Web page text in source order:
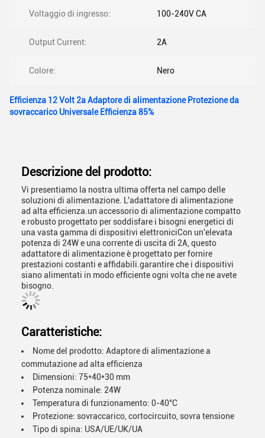
Voltaggio di ingresso: 100-240V CA
Output Current: 2A
Colore: Nero
Efficienza 12 Volt 2a Adaptore di alimentazione Protezione da
sovraccarico Universale Efficienza 85%
Descrizione del prodotto:
Vi presentiamo la nostra ultima offerta nel campo delle
soluzioni di alimentazione. L'adattatore di alimentazione
ad alta efficienza.un accessorio di alimentazione compatto
e robusto progettato per soddisfare i bisogni energetici di
una vasta gamma di dispositivi elettroniciCon un'elevata
potenza di 24W e una corrente di uscita di 2A, questo
adattatore di alimentazione è progettato per fornire
prestazioni costanti e affidabili.garantire che i dispositivi
siano alimentati in modo efficiente ogni volta che ne avete
bisogno.
Caratteristiche:
Nome del prodotto: Adaptore di alimentazione a
commutazione ad alta efficienza
Dimensioni: 75*40*30 mm
Potenza nominale: 24W
Temperatura di funzionamento: 0-40°C
Protezione: sovraccarico, cortocircuito, sovra tensione
Tipo di spina: USA/UE/UK/UA